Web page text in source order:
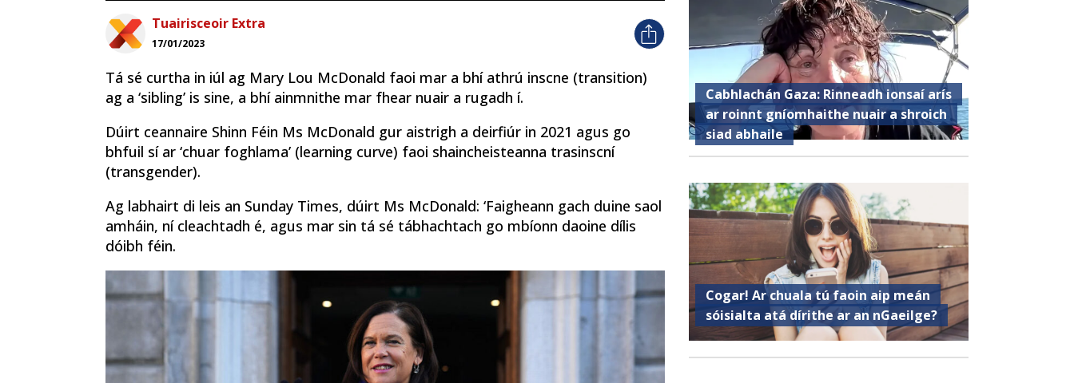
Tuairisceoir Extra
17/01/2023
Tá sé curtha in iúl ag Mary Lou McDonald faoi mar a bhí athrú inscne (transition)
ag a ‘sibling’ is sine, a bhí ainmnithe mar fhear nuair a rugadh í.
Dúirt ceannaire Shinn Féin Ms McDonald gur aistrigh a deirfiúr in 2021 agus go
bhfuil sí ar ‘chuar foghlama’ (learning curve) faoi shaincheisteanna trasinscní
(transgender).
Ag labhairt di leis an Sunday Times, dúirt Ms McDonald: ‘Faigheann gach duine saol
amháin, ní cleachtadh é, agus mar sin tá sé tábhachtach go mbíonn daoine dílis
dóibh féin.
Cabhlachán Gaza: Rinneadh ionsaí arís
ar roinnt gníomhaithe nuair a shroich
siad abhaile
Cogar! Ar chuala tú faoin aip meán
sóisialta atá dírithe ar an nGaeilge?